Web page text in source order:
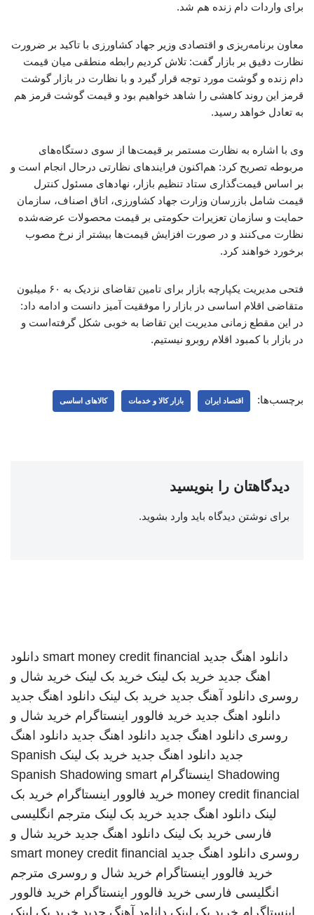
برای واردات دام زنده هم شد.
معاون برنامه‌ریزی و اقتصادی وزیر جهاد کشاورزی با تاکید بر ضرورت
نظارت دقیق بر بازار گفت: تلاش کردیم رابطه منطقی میان قیمت
دام زنده و گوشت مورد توجه قرار گیرد و با نظارت در بازار گوشت
قرمز این روند کاهشی را شاهد خواهیم بود و قیمت گوشت قرمز هم
به تعادل خواهد رسید.
وی با اشاره به نظارت مستمر بر قیمت‌ها از سوی دستگاه‌های
مربوطه تصریح کرد: هم‌اکنون فرایندهای نظارتی درحال انجام است و
بر اساس قیمت‌گذاری ستاد تنظیم بازار، نهادهای مسئول کنترل
قیمت شامل بازرسان وزارت جهاد کشاورزی، اتاق اصناف، سازمان
حمایت و سازمان تعزیرات حکومتی بر قیمت محصولات عرضه‌شده
نظارت می‌کنند و در صورت افزایش قیمت‌ها بیشتر از نرخ مصوب
برخورد خواهند کرد.
فتحی مدیریت یکپارچه بازار برای تامین تقاضای نزدیک به ۶۰ میلیون
متقاضی اقلام اساسی در بازار را موفقیت آمیز دانست و ادامه داد:
در این مقطع زمانی مدیریت این تقاضا به خوبی شکل گرفته‌است و
در بازار با کمبود اقلام روبرو نیستیم.
برچسب‌ها: اقتصاد ایران بازار کالا و خدمات کالاهای اساسی
دیدگاهتان را بنویسید
برای نوشتن دیدگاه باید وارد بشوید.
دانلود اهنگ جدید smart money credit financial دانلود
اهنگ جدید خرید بک لینک خرید بک لینک خرید شال و
روسری دانلود آهنگ جدید خرید بک لینک دانلود اهنگ جدید
دانلود اهنگ جدید خرید فالوور اینستاگرام خرید شال و
روسری دانلود اهنگ جدید دانلود اهنگ جدید دانلود اهنگ
جدید دانلود اهنگ جدید خرید بک لینک Spanish
Shadowing اینستاگرام Spanish Shadowing smart
money credit financial خرید فالوور اینستاگرام خرید بک
لینک دانلود اهنگ جدید خرید بک لینک مترجم انگلیسی
فارسی خرید بک لینک دانلود اهنگ جدید خرید شال و
روسری دانلود اهنگ جدید smart money credit financial
خرید فالوور اینستاگرام خرید شال و روسری مترجم
انگلیسی فارسی خرید فالوور اینستاگرام خرید فالوور
اینستاگرام خرید بک لینک دانلود آهنگ جدید خرید بک لینک